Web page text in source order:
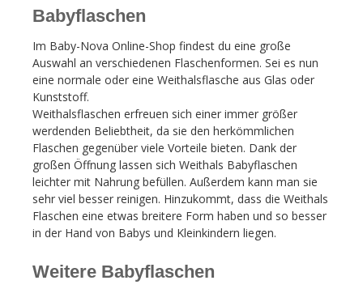
Babyflaschen
Im Baby-Nova Online-Shop findest du eine große
Auswahl an verschiedenen Flaschenformen. Sei es nun
eine normale oder eine Weithalsflasche aus Glas oder
Kunststoff.
Weithalsflaschen erfreuen sich einer immer größer
werdenden Beliebtheit, da sie den herkömmlichen
Flaschen gegenüber viele Vorteile bieten. Dank der
großen Öffnung lassen sich Weithals Babyflaschen
leichter mit Nahrung befüllen. Außerdem kann man sie
sehr viel besser reinigen. Hinzukommt, dass die Weithals
Flaschen eine etwas breitere Form haben und so besser
in der Hand von Babys und Kleinkindern liegen.
Weitere Babyflaschen